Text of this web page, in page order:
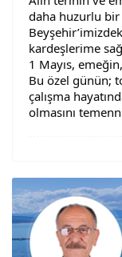
daha huzurlu
kardeşlerime
1 Mayıs,
Bu özel günün;
çalışma
olmasını